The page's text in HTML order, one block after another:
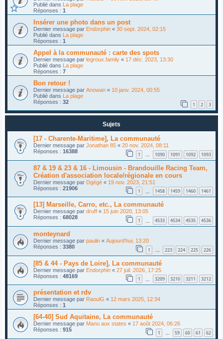
Publié dans La plage
Réponses : 1
Insérer une photo dans un post
Dernier message par Endorphin « 30 sept. 2024, 02:15
Publié dans La plage
Réponses : 1
Appel à la communauté : carte des spots
Dernier message par legroux.family « 17 déc. 2023, 13:30
Publié dans La plage
Réponses : 7
Bon retour !
Dernier message par Anowan « 10 janv. 2024, 00:55
Publié dans La plage
Réponses : 32 1 2 3
Sujets
[17 - Charente-Maritime], La communauté
Dernier message par Jonathan 85 « 20 nov. 2024, 08:11
Réponses : 16388 1 … 1090 1091 1092 1093
87 & 19 & 23 & 16 - Limousin - Brandouille Racing Team,
Création d'association locale/régionale en cours
Dernier message par Dgégé « 19 nov. 2023, 21:51
Réponses : 21906 1 1458 1459 1460 1461
[13] Marseille, Carro, etc., La communauté
Dernier message par druff « 15 juin 2020, 13:05
Réponses : 68028 1 4533 4534 4535 4536
monteynard
Dernier message par paulin « Aujourd’hui, 13:20
Réponses : 3380 1 … 223 224 225 226
[85 & 44 - Pays de Loire], La communauté
Dernier message par Endorphin « 27 juil. 2026, 17:25
Réponses : 48169 1 3209 3210 3211 3212
présentation et rdv
Dernier message par RaoulG « 12 mars 2025, 12:34
Réponses : 1
[64-40] Sud Aquitaine, La communauté
Dernier message par Manu aux states « 17 août 2024, 06:26
Réponses : 915 1 … 59 60 61 62